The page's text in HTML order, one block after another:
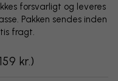
forsvarligt og leveres
Pakken sendes inden
fragt.
kr.)